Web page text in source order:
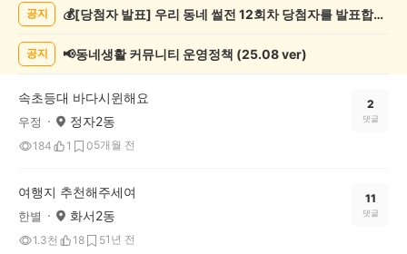
공지 💰[당첨자 발표] 우리 동네 썰전 12회차 당첨자를 발표합니다!
공지 📢동네생활 커뮤니티 운영정책 (25.08 ver)
속초등대 바다시윈해요
우정 정자2동
184 1 05개월 전
2
댓글
여행지 추천해주세여
한별 화서2동
1.3천 18 51년 전
11
댓글